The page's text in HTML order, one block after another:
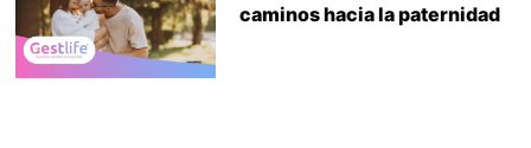
caminos hacia la paternidad